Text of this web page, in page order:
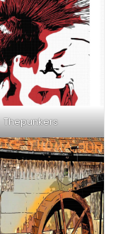
Thepunkers